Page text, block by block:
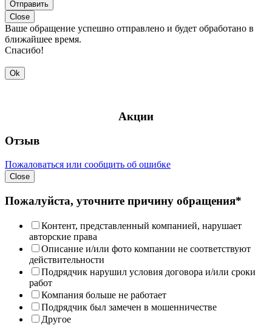
Отправить
Close
Ваше обращение успешно отправлено и будет обработано в
ближайшее время.
Спасибо!
Ok
Акции
Отзыв
Пожаловаться или сообщить об ошибке
Close
Пожалуйста, уточните причину обращения*
Контент, представленный компанией, нарушает
авторские права
Описание и/или фото компании не соответствуют
действительности
Подрядчик нарушил условия договора и/или сроки
работ
Компания больше не работает
Подрядчик был замечен в мошенничестве
Другое